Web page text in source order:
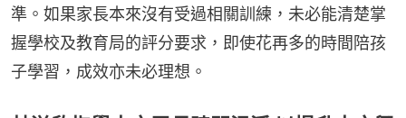
準。如果家長本來沒有受過相關訓練，未必能清楚掌
握學校及教育局的評分要求，即使花再多的時間陪孩
子學習，成效亦未必理想。